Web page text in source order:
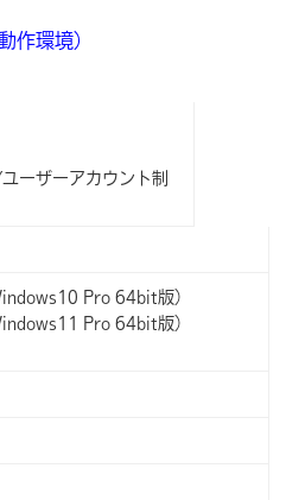
作環境）
ーザーアカウント制
Pro 64bit版）
Pro 64bit版）